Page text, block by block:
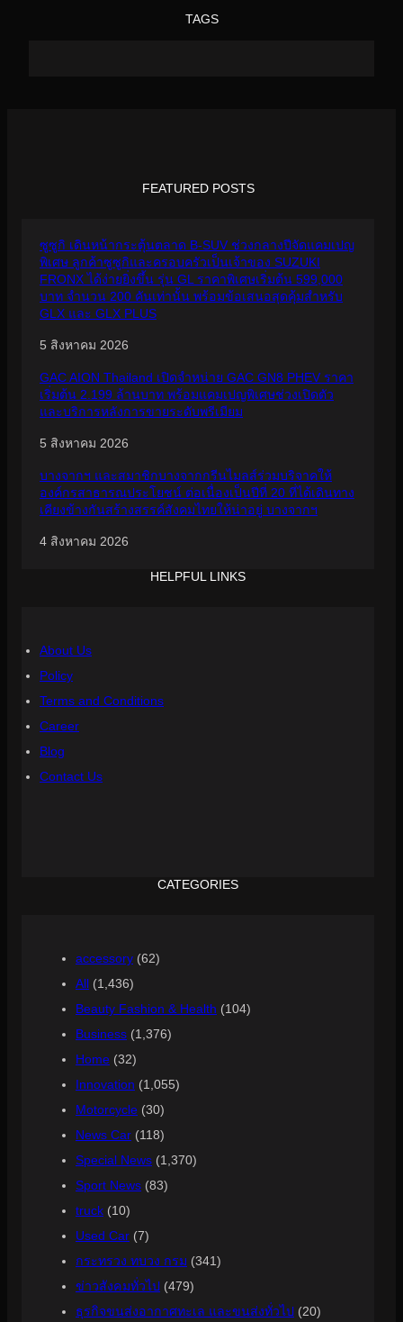
TAGS
FEATURED POSTS
ซูซูกิ เดินหน้ากระตุ้นตลาด B-SUV ช่วงกลางปีจัดแคมเปญ
พิเศษ ลูกค้าซูซูกิและครอบครัวเป็นเจ้าของ SUZUKI
FRONX ได้ง่ายยิ่งขึ้น รุ่น GL ราคาพิเศษเริ่มต้น 599,000
บาท จำนวน 200 คันเท่านั้น พร้อมข้อเสนอสุดคุ้มสำหรับ
GLX และ GLX PLUS
5 สิงหาคม 2026
GAC AION Thailand เปิดจำหน่าย GAC GN8 PHEV ราคา
เริ่มต้น 2.199 ล้านบาท พร้อมแคมเปญพิเศษช่วงเปิดตัว
และบริการหลังการขายระดับพรีเมียม
5 สิงหาคม 2026
บางจากฯ และสมาชิกบางจากกรีนไมลส์ร่วมบริจาคให้
องค์กรสาธารณประโยชน์ ต่อเนื่องเป็นปีที่ 20 ที่ได้เดินทาง
เคียงข้างกันสร้างสรรค์สังคมไทยให้น่าอยู่ บางจากฯ
4 สิงหาคม 2026
HELPFUL LINKS
About Us
Policy
Terms and Conditions
Career
Blog
Contact Us
CATEGORIES
accessory (62)
All (1,436)
Beauty Fashion & Health (104)
Business (1,376)
Home (32)
Innovation (1,055)
Motorcycle (30)
News Car (118)
Special News (1,370)
Sport News (83)
truck (10)
Used Car (7)
กระทรวง ทบวง กรม (341)
ข่าวสังคมทั่วไป (479)
ธุรกิจขนส่งอากาศทะเล และขนส่งทั่วไป (20)